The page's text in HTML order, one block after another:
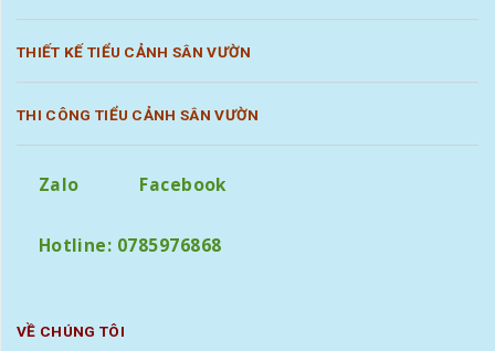
THIẾT KẾ TIỂU CẢNH SÂN VƯỜN
THI CÔNG TIỂU CẢNH SÂN VƯỜN
Zalo Facebook
Hotline: 0785976868
VỀ CHÚNG TÔI